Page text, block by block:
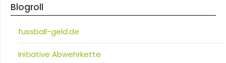
Blogroll
fussball-geld.de
Initiative Abwehrkette